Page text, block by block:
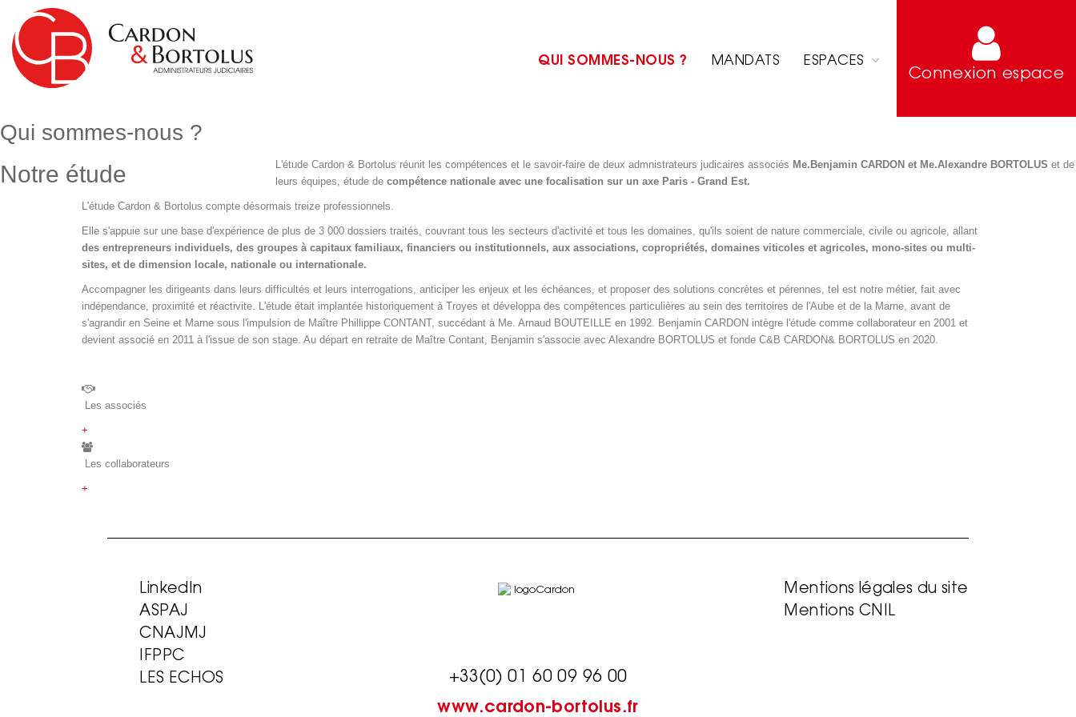
QUI SOMMES-NOUS ? MANDATS ESPACES
Connexion espace
Qui sommes-nous ?
Notre étude L'étude Cardon & Bortolus réunit les compétences et le savoir-faire de deux admnistrateurs judicaires associés Me.Benjamin CARDON et Me.Alexandre BORTOLUS et de
leurs équipes, étude de compétence nationale avec une focalisation sur un axe Paris - Grand Est.
L'étude Cardon & Bortolus compte désormais treize professionnels.
Elle s'appuie sur une base d'expérience de plus de 3 000 dossiers traités, couvrant tous les secteurs d'activité et tous les domaines, qu'ils soient de nature commerciale, civile ou agricole, allant
des entrepreneurs individuels, des groupes à capitaux familiaux, financiers ou institutionnels, aux associations, copropriétés, domaines viticoles et agricoles, mono-sites ou multi-
sites, et de dimension locale, nationale ou internationale.
Accompagner les dirigeants dans leurs difficultés et leurs interrogations, anticiper les enjeux et les échéances, et proposer des solutions concrètes et pérennes, tel est notre métier, fait avec
indépendance, proximité et réactivite. L'étude était implantée historiquement à Troyes et développa des compétences particulières au sein des territoires de l'Aube et de la Marne, avant de
s'agrandir en Seine et Marne sous l'impulsion de Maître Phillippe CONTANT, succédant à Me. Arnaud BOUTEILLE en 1992. Benjamin CARDON intègre l'étude comme collaborateur en 2001 et
devient associé en 2011 à l'issue de son stage. Au départ en retraite de Maître Contant, Benjamin s'associe avec Alexandre BORTOLUS et fonde C&B CARDON& BORTOLUS en 2020.
Les associés
+
Les collaborateurs
+
LinkedIn
ASPAJ
CNAJMJ
IFPPC
LES ECHOS
+33(0) 01 60 09 96 00
www.cardon-bortolus.fr
Mentions légales du site
Mentions CNIL